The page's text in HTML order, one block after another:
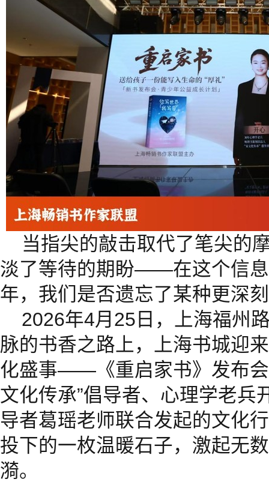
当指尖的敲击取代了笔尖的
淡了等待的期盼——在这个信
年，我们是否遗忘了某种更深
2026年4月25日，上海福州
脉的书香之路上，上海书城迎
化盛事——《重启家书》发布会
文化传承”倡导者、心理学老兵
导者葛瑶老师联合发起的文化
投下的一枚温暖石子，激起无
漪。